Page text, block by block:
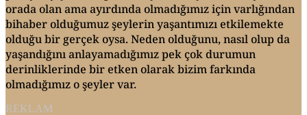
orada olan ama ayırdında olmadığımız için varlığından
bihaber olduğumuz şeylerin yaşantımızı etkilemekte
olduğu bir gerçek oysa. Neden olduğunu, nasıl olup da
yaşandığını anlayamadığımız pek çok durumun
derinliklerinde bir etken olarak bizim farkında
olmadığımız o şeyler var.
REKLAM